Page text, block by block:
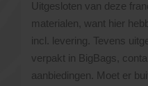
Uitgesloten van deze
materialen, want hier
incl. levering. Tevens
verpakt in BigBags,
aanbiedingen. Moet er